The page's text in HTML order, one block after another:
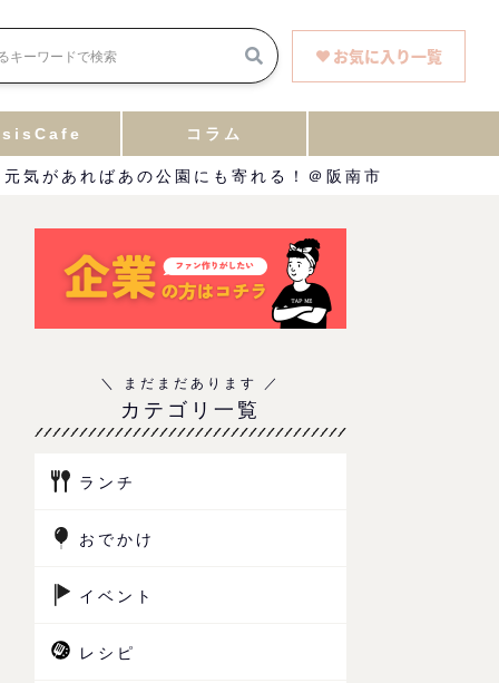
お気に入り一覧
コラム
気があればあの公園にも寄れる！＠阪南市
カテゴリ一覧
ランチ
おでかけ
イベント
レシピ